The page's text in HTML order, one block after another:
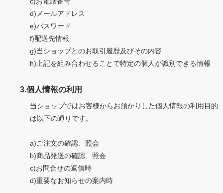
d)メールアドレス
e)パスワード
f)配送先情報
g)当ショップとのお取引履歴及びその内容
h)上記を組み合わせることで特定の個人が識別できる情報
3.個人情報の利用
当ショップではお客様からお預かりした個人情報の利用目的
は以下の通りです。
a)ご注文の確認、照会
b)商品発送の確認、照会
c)お問合せの返信時
d)重要なお知らせの案内時